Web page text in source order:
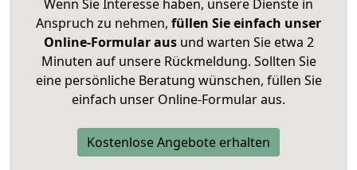
Wenn Sie Interesse haben, unsere Dienste in
Anspruch zu nehmen, füllen Sie einfach unser
Online-Formular ausund warten Sie etwa 2
Minuten auf unsere Rückmeldung. Sollten Sie
eine persönliche Beratung wünschen, füllen Sie
einfach unser Online-Formular aus.
Kostenlose Angebote erhalten